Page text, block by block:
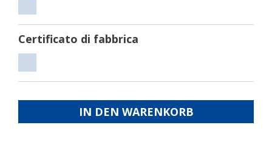
e
zinc
fond
Certificato di fabbrica
di
fabbrica
IN DEN WARENKORB